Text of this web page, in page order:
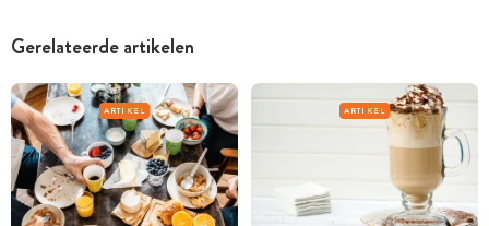
Gerelateerde artikelen
ARTIKEL ARTIKEL